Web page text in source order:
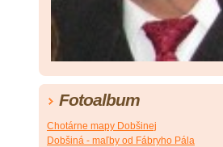
Fotoalbum
Chotárne mapy Dobšinej
Dobšiná - maľby od Fábryho Pála